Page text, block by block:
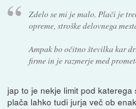
Zdelo se mi je malo. Plači je
opreme, stroške delovnega
Ampak bo očitno številka kar
firme in je razmerje med
jap to je nekje limit pod
plača lahko tudi jurja več ob